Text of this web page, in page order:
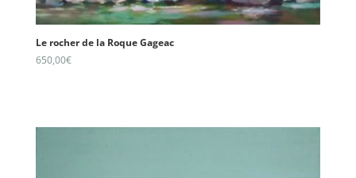
Le rocher de la Roque Gageac
650,00€